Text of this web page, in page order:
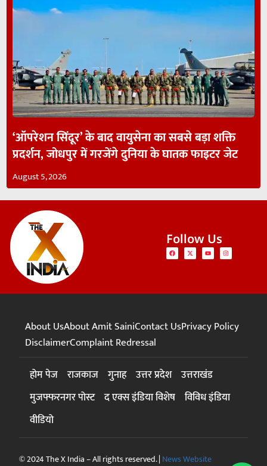
‘ऑपरेशन सिंदूर’ के बाद वायुसेना का सबसे बड़ा शक्ति
प्रदर्शन, जोधपुर में गरजेंगे दुनिया के घातक फाइटर जेट
August 5, 2026
Follow Us
About UsAbout Amit SainiContact UsPrivacy Policy
DisclaimerComplaint Redressal
होम पेज राजकाज गुनाह उत्तर प्रदेश उत्तराखंड
मुजफ्फरनगर पोस्ट द एक्स इंडिया विशेष विविध इंडिया
वीडियो
© 2024 The X India – All rights reserved. | News Website